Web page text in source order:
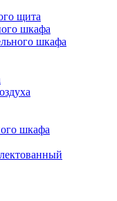
щита
шкафа
шкафа
шкафа